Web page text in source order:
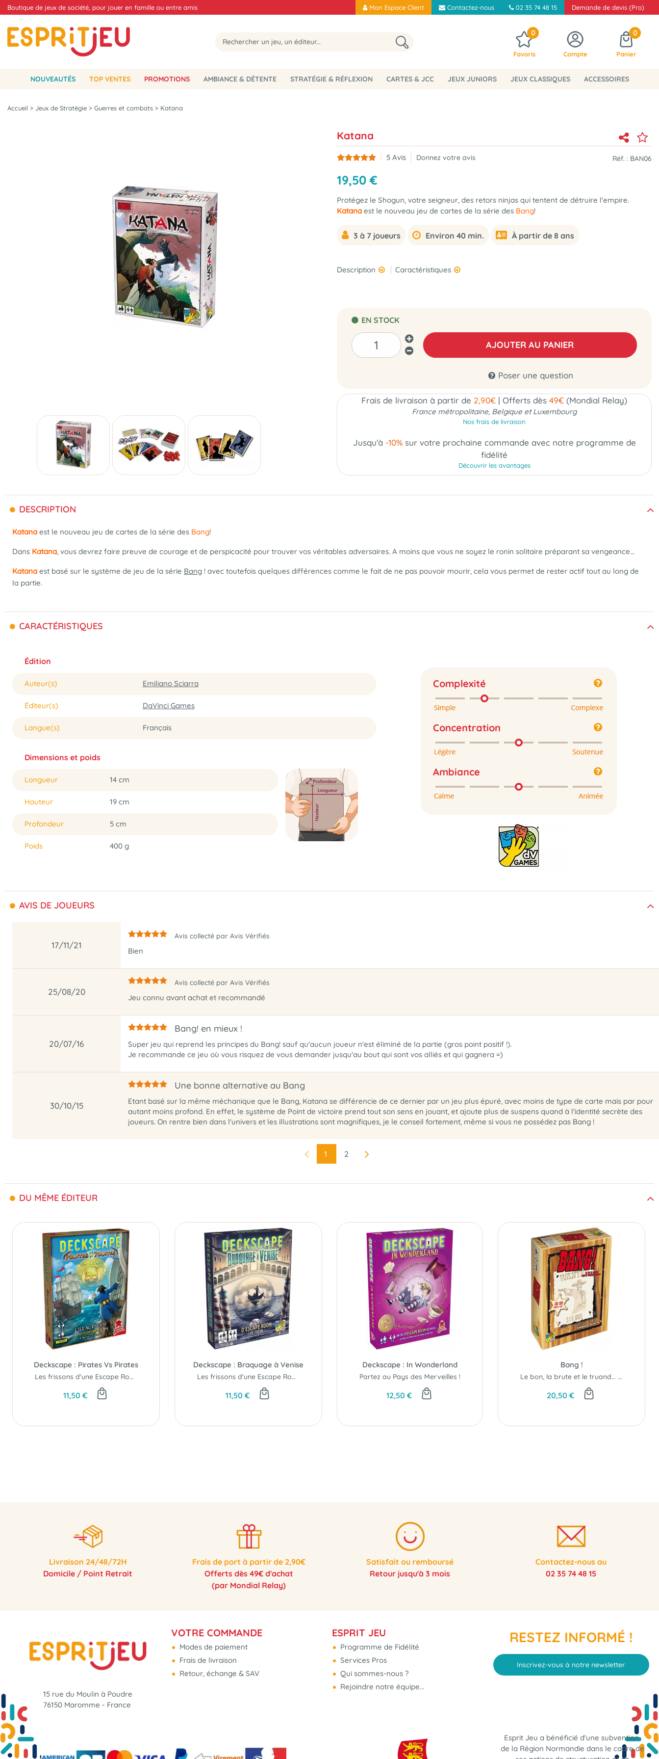
Boutique de jeux de société, pour jouer en famille ou entre amis Mon Espace Client Contactez-nous 02 35 74 48 15 Demande de devis (Pro)
0
Favoris Compte
0
Panier
NOUVEAUTÉS TOP VENTES PROMOTIONS AMBIANCE & DÉTENTE STRATÉGIE & RÉFLEXION CARTES & JCC JEUX JUNIORS JEUX CLASSIQUES ACCESSOIRES
Accueil > Jeux de Stratégie > Guerres et combats > Katana
Katana
5 Avis Donnez votre avis Réf. : BAN06
19,50 €
Protégez le Shogun, votre seigneur, des retors ninjas qui tentent de détruire l'empire.
Katana est le nouveau jeu de cartes de la série des Bang!
3 à 7 joueurs Environ 40 min. À partir de 8 ans
Description Caractéristiques
EN STOCK
AJOUTER AU PANIER
Poser une question
Frais de livraison à partir de 2,90€ | Offerts dès 49€ (Mondial Relay)
France métropolitaine, Belgique et Luxembourg
Nos frais de livraison
Jusqu'à -10%sur votre prochaine commande avec notre programme de
fidélité
Découvrir les avantages
DESCRIPTION
Katana est le nouveau jeu de cartes de la série des Bang!
Dans Katana, vous devrez faire preuve de courage et de perspicacité pour trouver vos véritables adversaires. A moins que vous ne soyez le ronin solitaire préparant sa vengeance...
Katana est basé sur le système de jeu de la série Bang ! avec toutefois quelques différences comme le fait de ne pas pouvoir mourir, cela vous permet de rester actif tout au long de
la partie.
CARACTÉRISTIQUES
Édition
Auteur(s) Emiliano Sciarra
Éditeur(s) DaVinci Games
Langue(s) Français
Dimensions et poids
Longueur 14 cm
Hauteur 19 cm
Profondeur 5 cm
Poids 400 g
Complexité
Concentration
Ambiance
AVIS DE JOUEURS
17/11/21
Avis collecté par Avis Vérifiés
Bien
25/08/20
Avis collecté par Avis Vérifiés
Jeu connu avant achat et recommandé
20/07/16
Bang! en mieux !
Super jeu qui reprend les principes du Bang! sauf qu'aucun joueur n'est éliminé de la partie (gros point positif !).
Je recommande ce jeu où vous risquez de vous demander jusqu'au bout qui sont vos alliés et qui gagnera =)
30/10/15
Une bonne alternative au Bang
Etant basé sur la même méchanique que le Bang, Katana se différencie de ce dernier par un jeu plus épuré, avec moins de type de carte mais par pour
autant moins profond. En effet, le système de Point de victoire prend tout son sens en jouant, et ajoute plus de suspens quand à l'identité secrète des
joueurs. On rentre bien dans l'univers et les illustrations sont magnifiques, je le conseil fortement, même si vous ne possédez pas Bang !
1 2
DU MÊME ÉDITEUR
Deckscape : Pirates Vs Pirates
Les frissons d'une Escape Room dans un paquet de cartes...
11,50 €
Deckscape : Braquage à Venise
Les frissons d'une Escape Room dans un paquet de cartes...
11,50 €
Deckscape : In Wonderland
Partez au Pays des Merveilles !
12,50 €
Bang !
Le bon, la brute et le truand... Retrouvez toute l'ambiance suspicieuse du Far West..!
20,50 €
Livraison 24/48/72H
Domicile / Point Retrait
Frais de port à partir de 2,90€
Offerts dès 49€ d'achat
(par Mondial Relay)
Satisfait ou remboursé
Retour jusqu'à 3 mois
Contactez-nous au
02 35 74 48 15
15 rue du Moulin à Poudre
76150 Maromme - France
VOTRE COMMANDE
Modes de paiement
Frais de livraison
Retour, échange & SAV
ESPRIT JEU
Programme de Fidélité
Services Pros
Qui sommes-nous ?
Rejoindre notre équipe...
RESTEZ INFORMÉ !
Inscrivez-vous à notre newsletter
Esprit Jeu a bénéficié d'une subvention
de la Région Normandie dans le cadre de